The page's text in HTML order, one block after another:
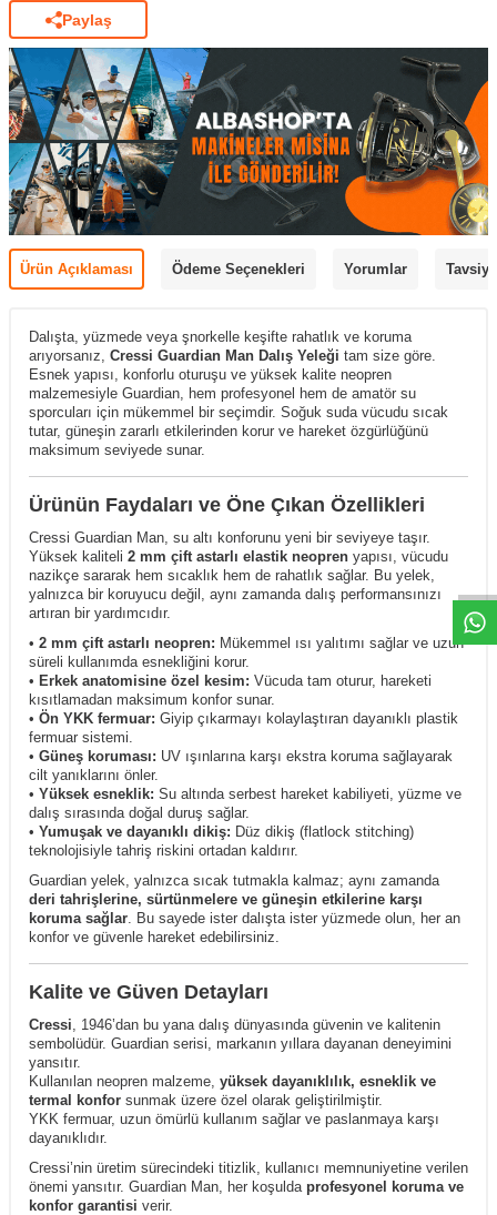
Paylaş
Ürün Açıklaması Ödeme Seçenekleri Yorumlar
Dalışta, yüzmede veya şnorkelle keşifte rahatlık ve koruma
arıyorsanız, Cressi Guardian Man Dalış Yeleği tam size göre.
Esnek yapısı, konforlu oturuşu ve yüksek kalite neopren
malzemesiyle Guardian, hem profesyonel hem de amatör su
sporcuları için mükemmel bir seçimdir. Soğuk suda vücudu sıcak
tutar, güneşin zararlı etkilerinden korur ve hareket özgürlüğünü
maksimum seviyede sunar.
Ürünün Faydaları ve Öne Çıkan Özellikleri
Cressi Guardian Man, su altı konforunu yeni bir seviyeye taşır.
Yüksek kaliteli 2 mm çift astarlı elastik neopren yapısı, vücudu
nazikçe sararak hem sıcaklık hem de rahatlık sağlar. Bu yelek,
yalnızca bir koruyucu değil, aynı zamanda dalış performansınızı
artıran bir yardımcıdır.
• 2 mm çift astarlı neopren: Mükemmel ısı yalıtımı sağlar ve uzun
süreli kullanımda esnekliğini korur.
• Erkek anatomisine özel kesim: Vücuda tam oturur, hareketi
kısıtlamadan maksimum konfor sunar.
• Ön YKK fermuar: Giyip çıkarmayı kolaylaştıran dayanıklı plastik
fermuar sistemi.
• Güneş koruması: UV ışınlarına karşı ekstra koruma sağlayarak
cilt yanıklarını önler.
• Yüksek esneklik: Su altında serbest hareket kabiliyeti, yüzme ve
dalış sırasında doğal duruş sağlar.
• Yumuşak ve dayanıklı dikiş: Düz dikiş (flatlock stitching)
teknolojisiyle tahriş riskini ortadan kaldırır.
Guardian yelek, yalnızca sıcak tutmakla kalmaz; aynı zamanda
deri tahrişlerine, sürtünmelere ve güneşin etkilerine karşı
koruma sağlar . Bu sayede ister dalışta ister yüzmede olun, her an
konfor ve güvenle hareket edebilirsiniz.
Kalite ve Güven Detayları
Cressi , 1946’dan bu yana dalış dünyasında güvenin ve kalitenin
sembolüdür. Guardian serisi, markanın yıllara dayanan deneyimini
yansıtır.
Kullanılan neopren malzeme, yüksek dayanıklılık, esneklik ve
termal konfor sunmak üzere özel olarak geliştirilmiştir.
YKK fermuar, uzun ömürlü kullanım sağlar ve paslanmaya karşı
dayanıklıdır.
Cressi’nin üretim sürecindeki titizlik, kullanıcı memnuniyetine verilen
önemi yansıtır. Guardian Man, her koşulda profesyonel koruma ve
konfor garantisi verir.